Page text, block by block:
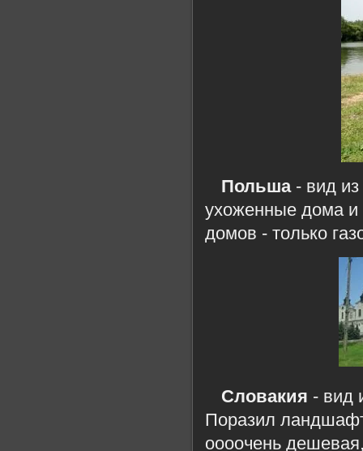
Польша - вид
ухоженные дома и
домов - только
Словакия - вид
Поразил
оооочень